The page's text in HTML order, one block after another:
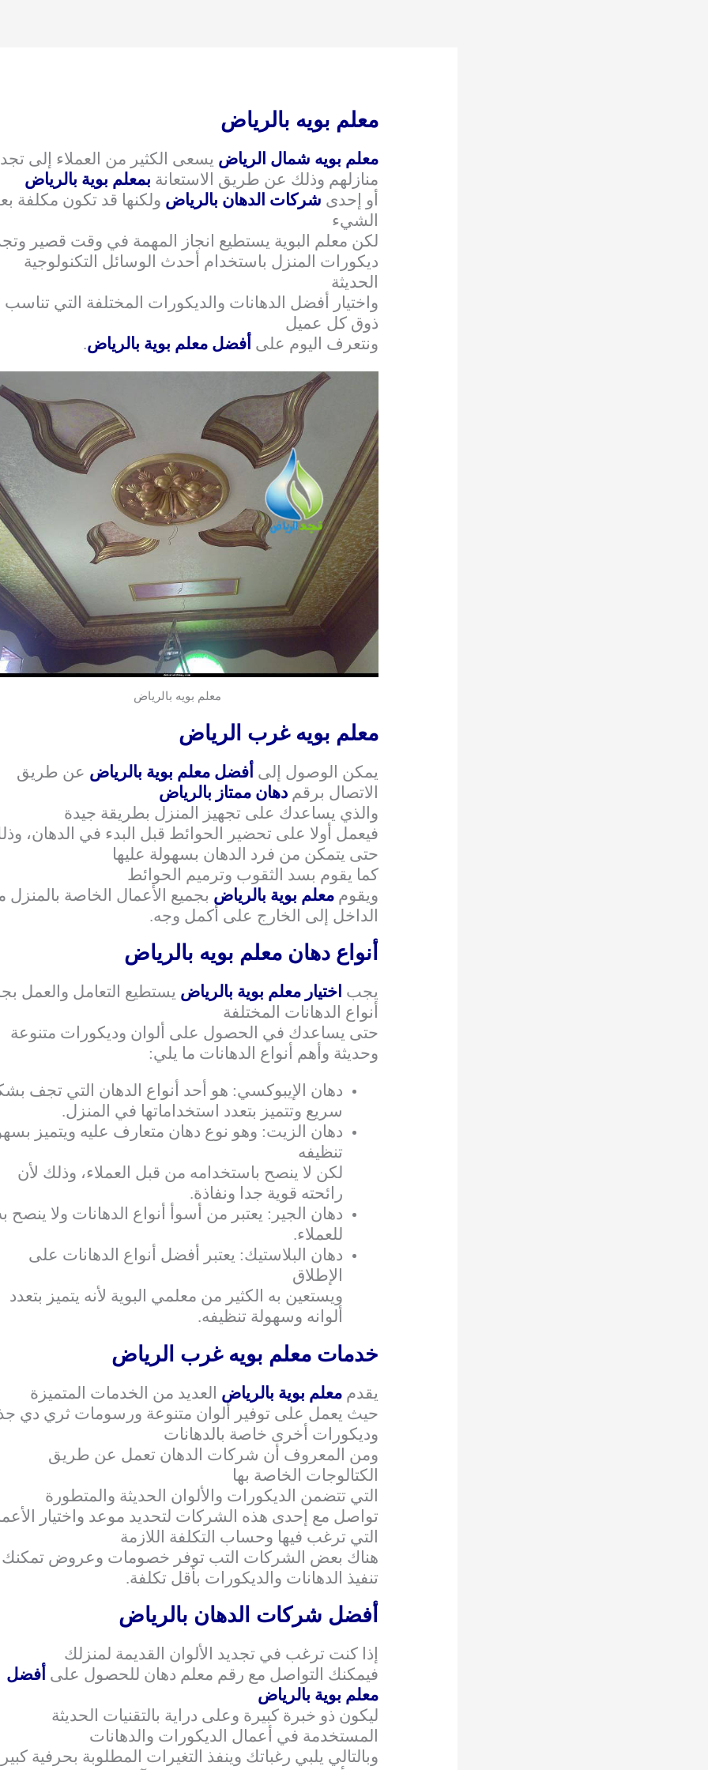
معلم بويه بالرياض
معلم بويه شمال الرياض يسعى الكثير من العملاء إلى
منازلهم وذلك عن طريق الاستعانة بمعلم بوية بالرياض
أو إحدى شركات الدهان بالرياض ولكنها قد تكون مكلفة
الشيء
لكن معلم البوية يستطيع انجاز المهمة في وقت قصير
ديكورات المنزل باستخدام أحدث الوسائل التكنولوجية
الحديثة
واختيار أفضل الدهانات والديكورات المختلفة التي تناسب
ذوق كل عميل
ونتعرف اليوم على أفضل معلم بوية بالرياض.
معلم بويه بالرياض
معلم بويه غرب الرياض
يمكن الوصول إلى أفضل معلم بوية بالرياض عن طريق
الاتصال برقم دهان ممتاز بالرياض
والذي يساعدك على تجهيز المنزل بطريقة جيدة
فيعمل أولا على تحضير الحوائط قبل البدء في الدهان،
حتى يتمكن من فرد الدهان بسهولة عليها
كما يقوم بسد الثقوب وترميم الحوائط
ويقوممعلم بوية بالرياض بجميع الأعمال الخاصة بالمنزل
الداخل إلى الخارج على أكمل وجه.
أنواع دهان معلم بويه بالرياض
يجب اختيار معلم بوية بالرياض يستطيع التعامل والعمل
أنواع الدهانات المختلفة
حتى يساعدك في الحصول على ألوان وديكورات متنوعة
وحديثة وأهم أنواع الدهانات ما يلي:
دهان الإيبوكسي: هو أحد أنواع الدهان التي تجف
سريع وتتميز بتعدد استخداماتها في المنزل.
دهان الزيت: وهو نوع دهان متعارف عليه ويتميز
تنظيفه
لكن لا ينصح باستخدامه من قبل العملاء، وذلك لأن
رائحته قوية جدا ونفاذة.
دهان الجير: يعتبر من أسوأ أنواع الدهانات ولا ينصح
للعملاء.
دهان البلاستيك: يعتبر أفضل أنواع الدهانات على
الإطلاق
ويستعين به الكثير من معلمي البوية لأنه يتميز بتعدد
ألوانه وسهولة تنظيفه.
خدمات معلم بويه غرب الرياض
يقدممعلم بوية بالرياض العديد من الخدمات المتميزة
حيث يعمل على توفير ألوان متنوعة ورسومات ثري دي
وديكورات أخرى خاصة بالدهانات
ومن المعروف أن شركات الدهان تعمل عن طريق
الكتالوجات الخاصة بها
التي تتضمن الديكورات والألوان الحديثة والمتطورة
تواصل مع إحدى هذه الشركات لتحديد موعد واختيار
التي ترغب فيها وحساب التكلفة اللازمة
هناك بعض الشركات التب توفر خصومات وعروض
تنفيذ الدهانات والديكورات بأقل تكلفة.
أفضل شركات الدهان بالرياض
إذا كنت ترغب في تجديد الألوان القديمة لمنزلك
فيمكنك التواصل مع رقم معلم دهان للحصول على أفضل
معلم بوية بالرياض
ليكون ذو خبرة كبيرة وعلى دراية بالتقنيات الحديثة
المستخدمة في أعمال الديكورات والدهانات
وبالتالي يلبي رغباتك وينفذ التغيرات المطلوبة بحرفية